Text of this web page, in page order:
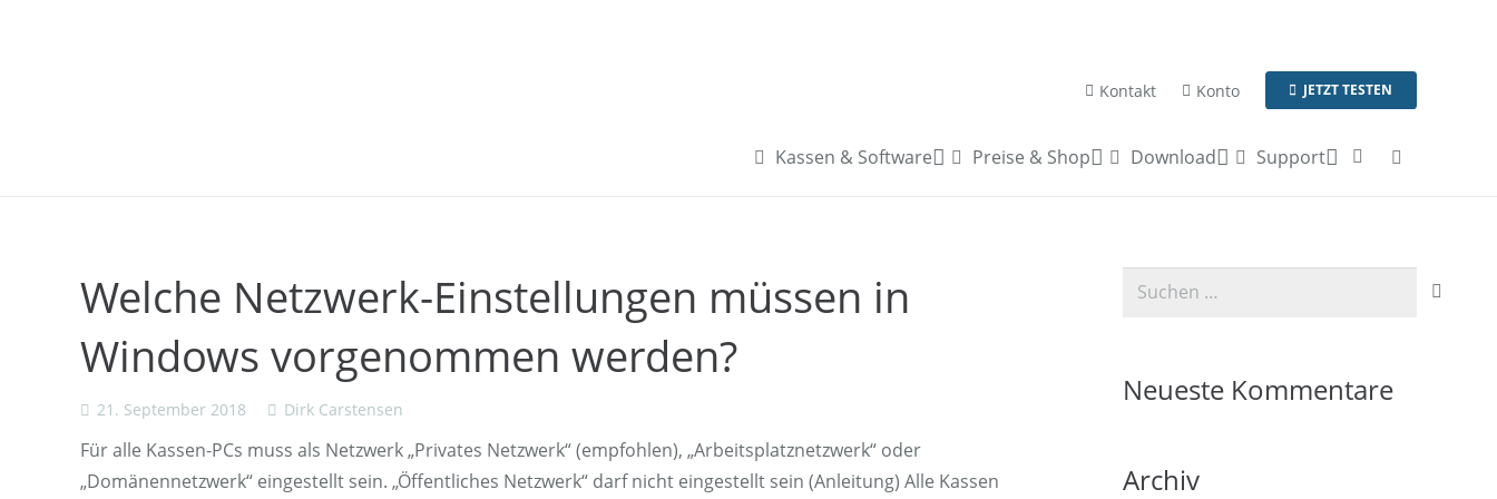
Kontakt Konto JETZT TESTEN
Kassen & Software Preise & Shop Download Support
Welche Netzwerk-Einstellungen müssen in
Windows vorgenommen werden?
21. September 2018 Dirk Carstensen
Für alle Kassen-PCs muss als Netzwerk „Privates Netzwerk“ (empfohlen), „Arbeitsplatznetzwerk“ oder
„Domänennetzwerk“ eingestellt sein. „Öffentliches Netzwerk“ darf nicht eingestellt sein (Anleitung) Alle Kassen
Suchen
Neueste Kommentare
Archiv